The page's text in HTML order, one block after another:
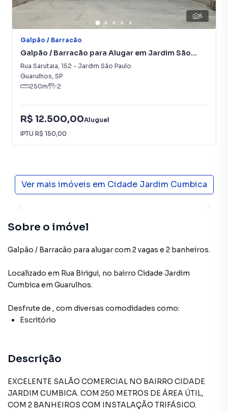
5
Galpão / Barracão
Galpão / Barracão para Alugar em Jardim São
Paulo
Rua Sarutaia, 152 - Jardim São Paulo
Guarulhos, SP
250m² 2
R$ 12.500,00Aluguel
IPTU R$ 150,00
Ver mais imóveis em Cidade Jardim Cumbica
Sobre o imóvel
Galpão / Barracão para alugar com 2 vagas e 2 banheiros.
Localizado em Rua Birigui, no bairro Cidade Jardim
Cumbica em Guarulhos.
Desfrute de , com diversas comodidades como:
Escritório
Descrição
EXCELENTE SALÃO COMERCIAL NO BAIRRO CIDADE
JARDIM CUMBICA. COM 250 METROS DE ÁREA ÚTIL,
COM 2 BANHEIROS COM INSTALAÇÃO TRIFÁSICO.